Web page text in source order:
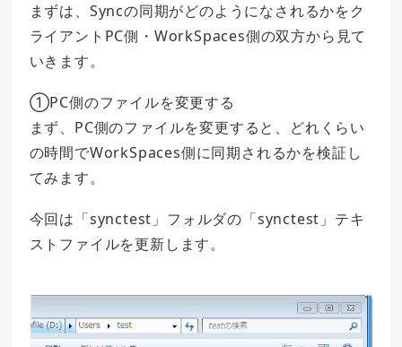
まずは、Syncの同期がどのようになされるかをク
ライアントPC側・WorkSpaces側の双方から見て
いきます。
①PC側のファイルを変更する
まず、PC側のファイルを変更すると、どれくらい
の時間でWorkSpaces側に同期されるかを検証し
てみます。
今回は「synctest」フォルダの「synctest」テキ
ストファイルを更新します。